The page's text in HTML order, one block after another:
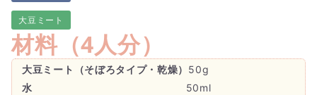
大豆ミート
材料（4人分）
大豆ミート（そぼろタイプ・乾燥） 50g
水
50ml